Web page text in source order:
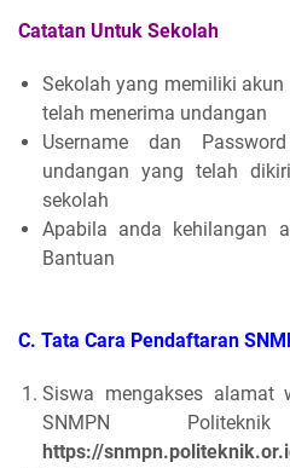
Catatan Untuk Sekolah
Sekolah yang memiliki
telah menerima undangan
Username dan
undangan yang telah
sekolah
Apabila anda kehilangan
Bantuan
C. Tata Cara Pendaftaran
Siswa mengakses alamat
SNMPN
https://